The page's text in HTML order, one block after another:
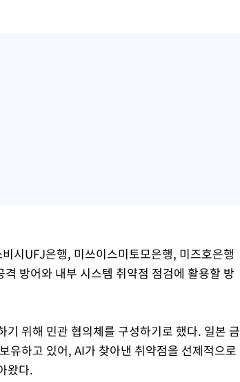
시UFJ은행, 미쓰이스미토모은행, 미즈호은행
방어와 내부 시스템 취약점 점검에 활용할 방
위해 민관 협의체를 구성하기로 했다. 일본 금
유하고 있어, AI가 찾아낸 취약점을 선제적으로
왔다.